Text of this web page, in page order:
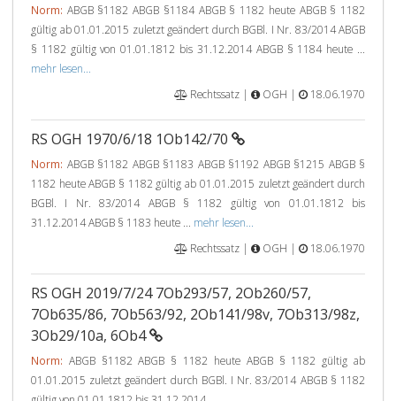
Norm: ABGB §1182 ABGB §1184 ABGB § 1182 heute ABGB § 1182
gültig ab 01.01.2015 zuletzt geändert durch BGBl. I Nr. 83/2014 ABGB
§ 1182 gültig von 01.01.1812 bis 31.12.2014 ABGB § 1184 heute ...
mehr lesen...
Rechtssatz |
OGH | 18.06.1970
RS OGH 1970/6/18 1Ob142/70
Norm: ABGB §1182 ABGB §1183 ABGB §1192 ABGB §1215 ABGB §
1182 heute ABGB § 1182 gültig ab 01.01.2015 zuletzt geändert durch
BGBl. I Nr. 83/2014 ABGB § 1182 gültig von 01.01.1812 bis
31.12.2014 ABGB § 1183 heute ... mehr lesen...
Rechtssatz |
OGH | 18.06.1970
RS OGH 2019/7/24 7Ob293/57, 2Ob260/57,
7Ob635/86, 7Ob563/92, 2Ob141/98v, 7Ob313/98z,
3Ob29/10a, 6Ob4
Norm: ABGB §1182 ABGB § 1182 heute ABGB § 1182 gültig ab
01.01.2015 zuletzt geändert durch BGBl. I Nr. 83/2014 ABGB § 1182